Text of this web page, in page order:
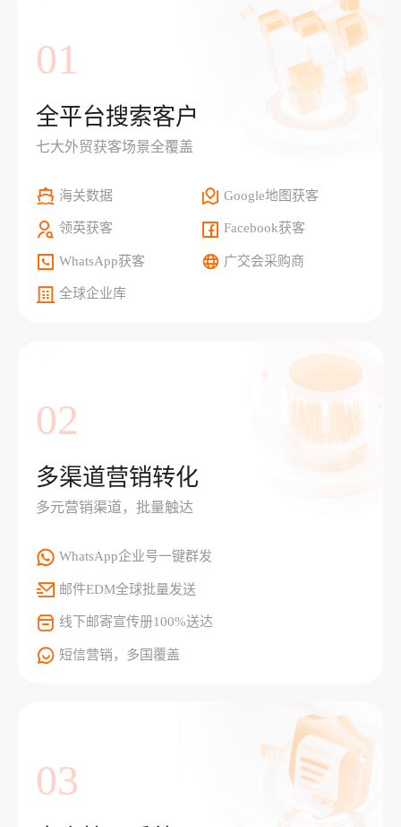
01
全平台搜索客户
七大外贸获客场景全覆盖
海关数据 Google地图获客
领英获客 Facebook获客
WhatsApp获客 广交会采购商
全球企业库
02
多渠道营销转化
多元营销渠道，批量触达
WhatsApp企业号一键群发
邮件EDM全球批量发送
线下邮寄宣传册100%送达
短信营销，多国覆盖
03